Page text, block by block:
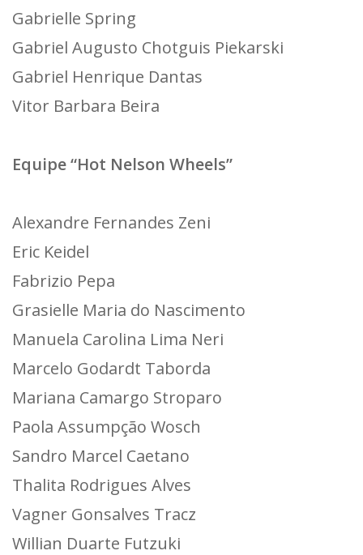
Gabrielle Spring
Gabriel Augusto Chotguis Piekarski
Gabriel Henrique Dantas
Vitor Barbara Beira
Equipe “Hot Nelson Wheels”
Alexandre Fernandes Zeni
Eric Keidel
Fabrizio Pepa
Grasielle Maria do Nascimento
Manuela Carolina Lima Neri
Marcelo Godardt Taborda
Mariana Camargo Stroparo
Paola Assumpção Wosch
Sandro Marcel Caetano
Thalita Rodrigues Alves
Vagner Gonsalves Tracz
Willian Duarte Futzuki